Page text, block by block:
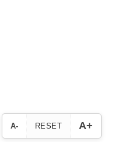
A- RESET A+